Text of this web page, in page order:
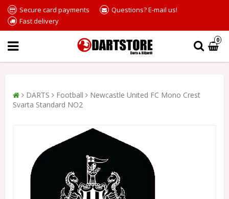
Secure card payments
Questions? E-mail us!
Fast delivery
0
DARTS Football
Newcastle United FC Mono Crest
Svarta Standard NO2